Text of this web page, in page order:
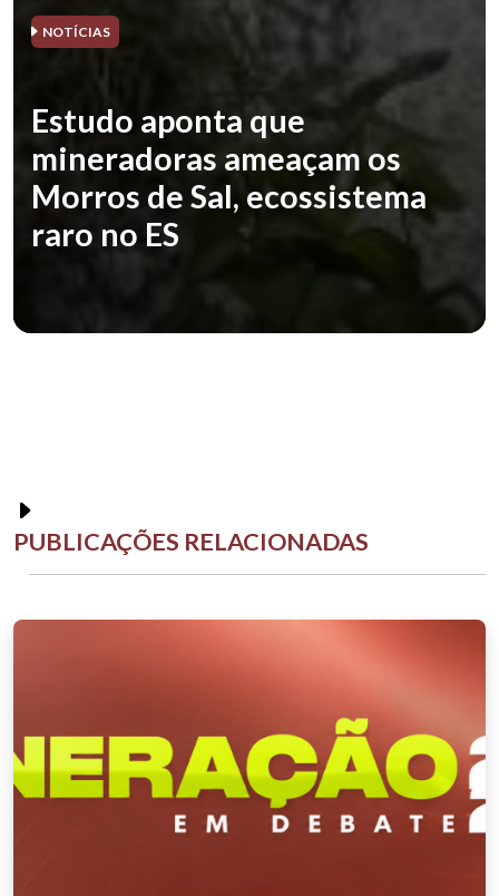
NOTÍCIAS
Estudo aponta que
mineradoras ameaçam os
Morros de Sal, ecossistema
raro no ES
PUBLICAÇÕES RELACIONADAS